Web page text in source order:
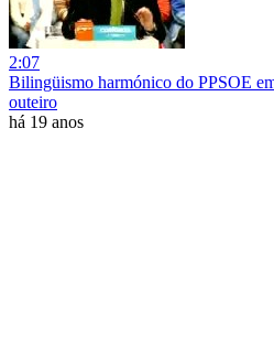
2:07
Bilingüismo harmónico do PPSOE
outeiro
há 19 anos